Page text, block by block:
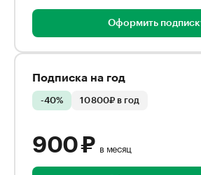
Оформить
Подписка на год
-40% 10 800₽ в год
900 ₽ в месяц